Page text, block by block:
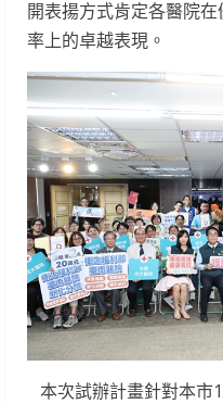
開表揚方式肯定各醫院
率上的卓越表現。
本次試辦計畫針對本市